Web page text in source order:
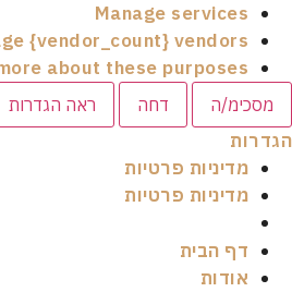
Manage services
{vendor_count} vendors
more about these purposes
ה דחה ראה הגדרות
מדיניות פרטיות
מדיניות פרטיות
דף הבית
אודות